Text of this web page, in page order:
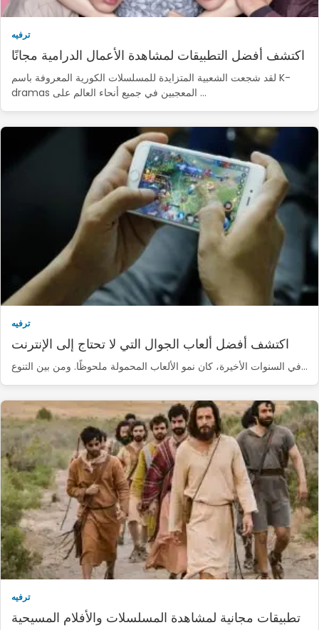
ترفيه
اكتشف أفضل التطبيقات لمشاهدة الأعمال الدرامية مجانًا
لقد شجعت الشعبية المتزايدة للمسلسلات الكورية المعروفة باسم K-
dramas المعجبين في جميع أنحاء العالم على ...
ترفيه
اكتشف أفضل ألعاب الجوال التي لا تحتاج إلى الإنترنت
في السنوات الأخيرة، كان نمو الألعاب المحمولة ملحوظًا. ومن بين التنوع…
ترفيه
تطبيقات مجانية لمشاهدة المسلسلات والأفلام المسيحية